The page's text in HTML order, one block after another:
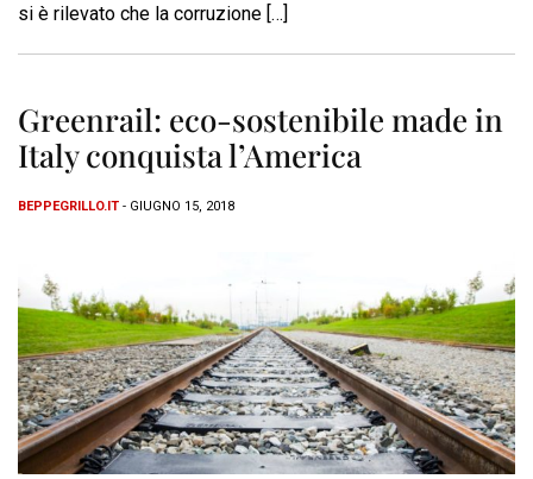
si è rilevato che la corruzione […]
Greenrail: eco-sostenibile made in
Italy conquista l’America
BEPPEGRILLO.IT - GIUGNO 15, 2018